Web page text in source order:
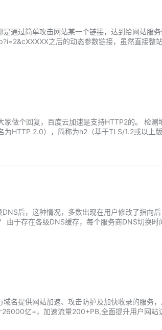
通过简单攻击网站某一个链接，达到给网站服
之后的动态参数链接，虽然直接整
家做个回复，百度云加速是支持HTTP2的。
HTTP 2.0），简称为h2（基于TLS/1.2或以
后，这种情况，多数出现在用户修改了指向
于存在各级DNS缓存，每个服务商DNS切换
名提供网站加速、攻击防护及加快收录的服
亿+，加速流量200+PB,全面提升用户网